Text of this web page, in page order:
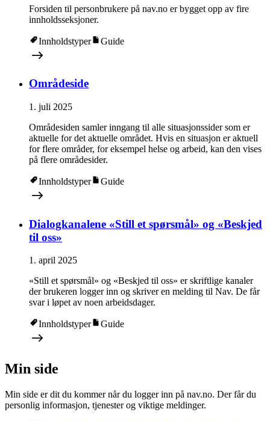
Forsiden til personbrukere på nav.no er bygget opp av fire
innholdsseksjoner.
Innholdstyper Guide
Områdeside
1. juli 2025
Områdesiden samler inngang til alle situasjonssider som er
aktuelle for det aktuelle området. Hvis en situasjon er aktuell
for flere områder, for eksempel helse og arbeid, kan den vises
på flere områdesider.
Innholdstyper Guide
Dialogkanalene «Still et spørsmål» og «Beskjed
til oss»
1. april 2025
«Still et spørsmål» og «Beskjed til oss» er skriftlige kanaler
der brukeren logger inn og skriver en melding til Nav. De får
svar i løpet av noen arbeidsdager.
Innholdstyper Guide
Min side
Min side er dit du kommer når du logger inn på nav.no. Der får du
personlig informasjon, tjenester og viktige meldinger.